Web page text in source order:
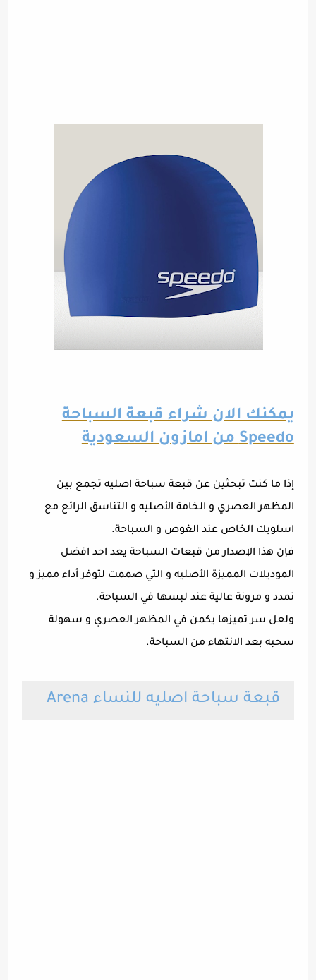
يمكنك الان شراء قبعة السباحة
Speedo من امازون السعودية
إذا ما كنت تبحثين عن قبعة سباحة اصليه تجمع بين
المظهر العصري و الخامة الأصليه و التناسق الرائع مع
اسلوبك الخاص عند الغوص و السباحة.
فإن هذا الإصدار من قبعات السباحة يعد احد افضل
الموديلات المميزة الأصليه و التي صممت لتوفر أداء مميز و
تمدد و مرونة عالية عند لبسها في السباحة.
ولعل سر تميزها يكمن في المظهر العصري و سهولة
سحبه بعد الانتهاء من السباحة.
قبعة سباحة اصليه للنساء Arena